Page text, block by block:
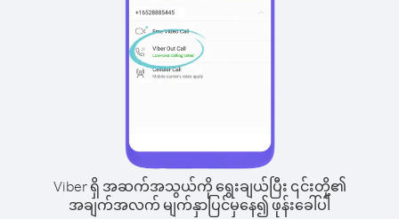
Viber ရှိ အဆက်အသွယ်ကို ရွေးချယ်ပြီး ၎င်းတို့၏
အချက်အလက် မျက်နှာပြင်မှနေ၍ ဖုန်းခေါ်ပါ